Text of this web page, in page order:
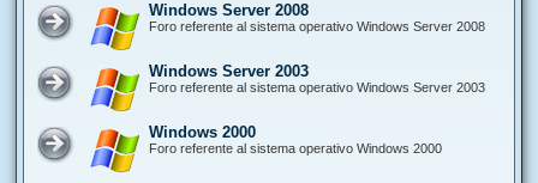
Windows Server 2008
Foro referente al sistema operativo Windows Server 2008
Windows Server 2003
Foro referente al sistema operativo Windows Server 2003
Windows 2000
Foro referente al sistema operativo Windows 2000